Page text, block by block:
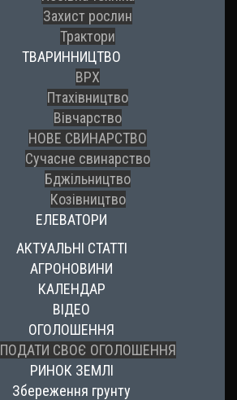
Захист рослин
Трактори
ТВАРИННИЦТВО
ВРХ
Птахівництво
Вівчарство
НОВЕ СВИНАРСТВО
Сучасне свинарство
Бджільництво
Козівництво
ЕЛЕВАТОРИ
АКТУАЛЬНІ СТАТТІ
АГРОНОВИНИ
КАЛЕНДАР
ВІДЕО
ОГОЛОШЕННЯ
ПОДАТИ СВОЄ ОГОЛОШЕННЯ
РИНОК ЗЕМЛІ
Збереження грунту